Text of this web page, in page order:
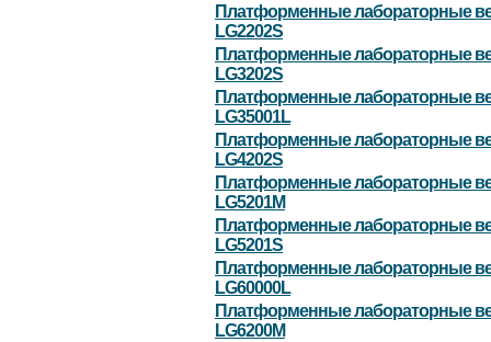
Платформенные лабораторные
LG2202S
Платформенные лабораторные
LG3202S
Платформенные лабораторные
LG35001L
Платформенные лабораторные
LG4202S
Платформенные лабораторные
LG5201M
Платформенные лабораторные
LG5201S
Платформенные лабораторные
LG60000L
Платформенные лабораторные
LG6200M